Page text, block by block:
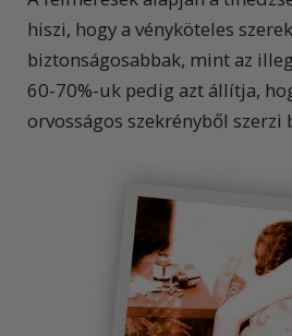
hiszi, hogy a vényköteles
biztonságosabbak, mint az
60-70%-uk pedig azt állítja,
orvosságos szekrényből szerzi